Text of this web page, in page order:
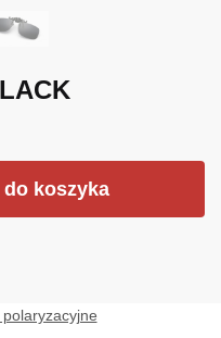
do koszyka
polaryzacyjne